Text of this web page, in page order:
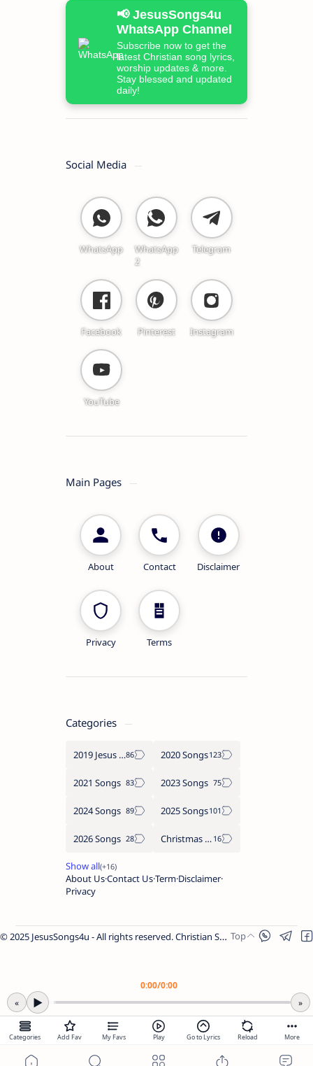
📢 JesusSongs4u
WhatsApp Channel
Subscribe now to get the
latest Christian song lyrics,
worship updates & more.
Stay blessed and updated
daily!
Social Media
WhatsApp
WhatsApp
2
Telegram
Facebook Pinterest Instagram
YouTube
Main Pages
About Contact Disclaimer
Privacy Terms
Categories
2019 Jesus songs 2020 Songs
2021 Songs 2023 Songs
2024 Songs 2025 Songs
2026 Songs Christmas Songs
About UsContact UsTerm Disclaimer
Privacy
© 2025 JesusSongs4u - All rights reserved. Christian Songs | Bible-based Lyrics | Worship Music.
Categories Add Fav My Favs Play Go to Lyrics Reload More
Share Link
Worship Songs Label
2024 Songs
2023 Songs
2022 Songs
0:00/0:00
«
▶ »